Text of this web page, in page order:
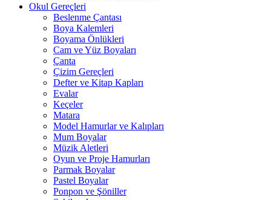
Okul Gereçleri
Beslenme Çantası
Boya Kalemleri
Boyama Önlükleri
Cam ve Yüz Boyaları
Çanta
Çizim Gereçleri
Defter ve Kitap Kapları
Evalar
Keçeler
Matara
Model Hamurlar ve Kalıpları
Mum Boyalar
Müzik Aletleri
Oyun ve Proje Hamurları
Parmak Boyalar
Pastel Boyalar
Ponpon ve Şöniller